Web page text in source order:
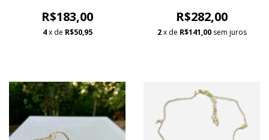
R$183,00
4 x de R$50,95
Flutuante Médio Dourado
Colar Ouro 18k Banho
R$282,00
2 x de R$141,00 sem juros